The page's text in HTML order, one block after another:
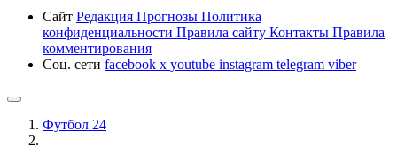
Сайт Редакция Прогнозы Политика
конфиденциальности Правила сайту Контакты Правила
комментирования
Соц. сети facebook x youtube instagram telegram viber
Футбол 24